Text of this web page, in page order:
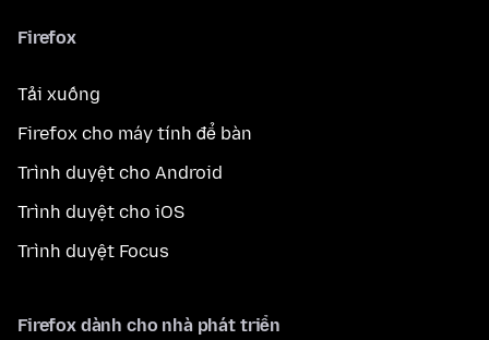
Firefox
Tải xuống
Firefox cho máy tính để bàn
Trình duyệt cho Android
Trình duyệt cho iOS
Trình duyệt Focus
Firefox dành cho nhà phát triển